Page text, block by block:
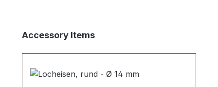
Skip product gallery
Accessory Items